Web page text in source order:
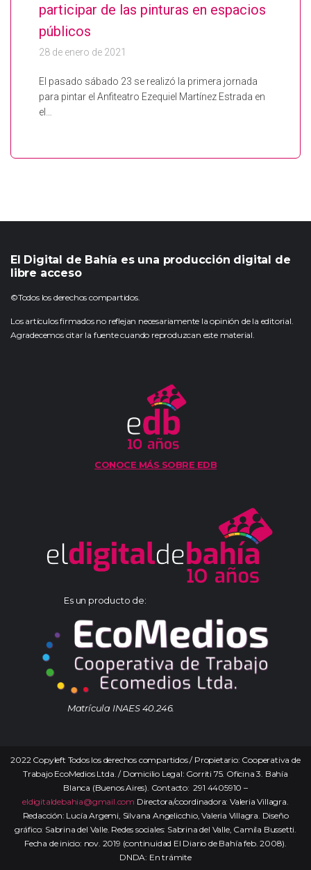
participar de las pinturas en espacios
públicos
28 de enero de 2021
El pasado sábado 23 se realizó la primera jornada
para pintar el Anfiteatro Ezequiel Martínez Estrada en
el…
El Digital de Bahía es una producción digital de
libre acceso
©Todos los derechos compartidos.
Los artículos firmados no reflejan necesariamente la opinión de la editorial.
Agradecemos citar la fuente cuando reproduzcan este material.
CONOCE MÁS SOBRE EDB
Es un producto de:
Matrícula INAES 40.246.
2022 Copyleft Todos los derechos compartidos / Propietario: Cooperativa de
Trabajo EcoMedios Ltda. / Domicilio Legal: Gorriti 75. Oficina 3. Bahía
Blanca (Buenos Aires). Contacto: 291 4405910 –
eldigitaldebahia@gmail.com Directora/coordinadora: Valeria Villagra.
Redacción: Lucía Argemi, Silvana Angelicchio, Valeria Villagra. Diseño
gráfico: Sabrina del Valle. Redes sociales: Sabrina del Valle, Camila Bussetti.
Fecha de inicio: nov. 2019 (continuidad El Diario de Bahía feb. 2008).
DNDA: En trámite